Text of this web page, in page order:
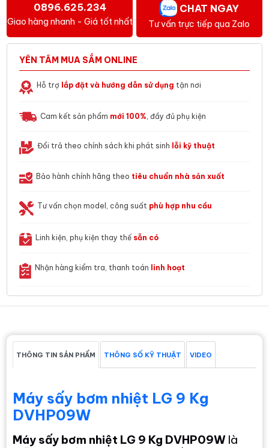
0896.625.234
Giao hàng nhanh - Giá tốt nhất
CHAT NGAY
Tư vấn trực tiếp qua Zalo
YÊN TÂM MUA SẮM ONLINE
Hỗ trợ lắp đặt và hướng dẫn sử dụng tận nơi
Cam kết sản phẩm mới 100% , đầy đủ phụ kiện
Đổi trả theo chính sách khi phát sinh lỗi kỹ thuật
Bảo hành chính hãng theo tiêu chuẩn nhà sản xuất
Tư vấn chọn model, công suất phù hợp nhu cầu
Linh kiện, phụ kiện thay thế sẵn có
Nhận hàng kiểm tra, thanh toán linh hoạt
THÔNG TIN SẢN PHẨM THÔNG SỐ KỸ THUẬT VIDEO
Máy sấy bơm nhiệt LG 9 Kg
DVHP09W
Máy sấy bơm nhiệt LG 9 Kg DVHP09W là